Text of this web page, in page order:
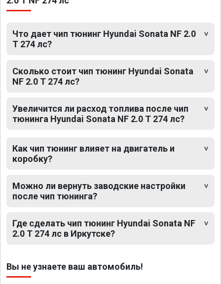
Что дает чип тюнинг Hyundai Sonata NF 2.0
T 274 лс?
Сколько стоит чип тюнинг Hyundai Sonata
NF 2.0 T 274 лс?
Увеличится ли расход топлива после чип
тюнинга Hyundai Sonata NF 2.0 T 274 лс?
Как чип тюнинг влияет на двигатель и
коробку?
Можно ли вернуть заводские настройки
после чип тюнинга?
Где сделать чип тюнинг Hyundai Sonata NF
2.0 T 274 лс в Иркутске?
Вы не узнаете ваш автомобиль!